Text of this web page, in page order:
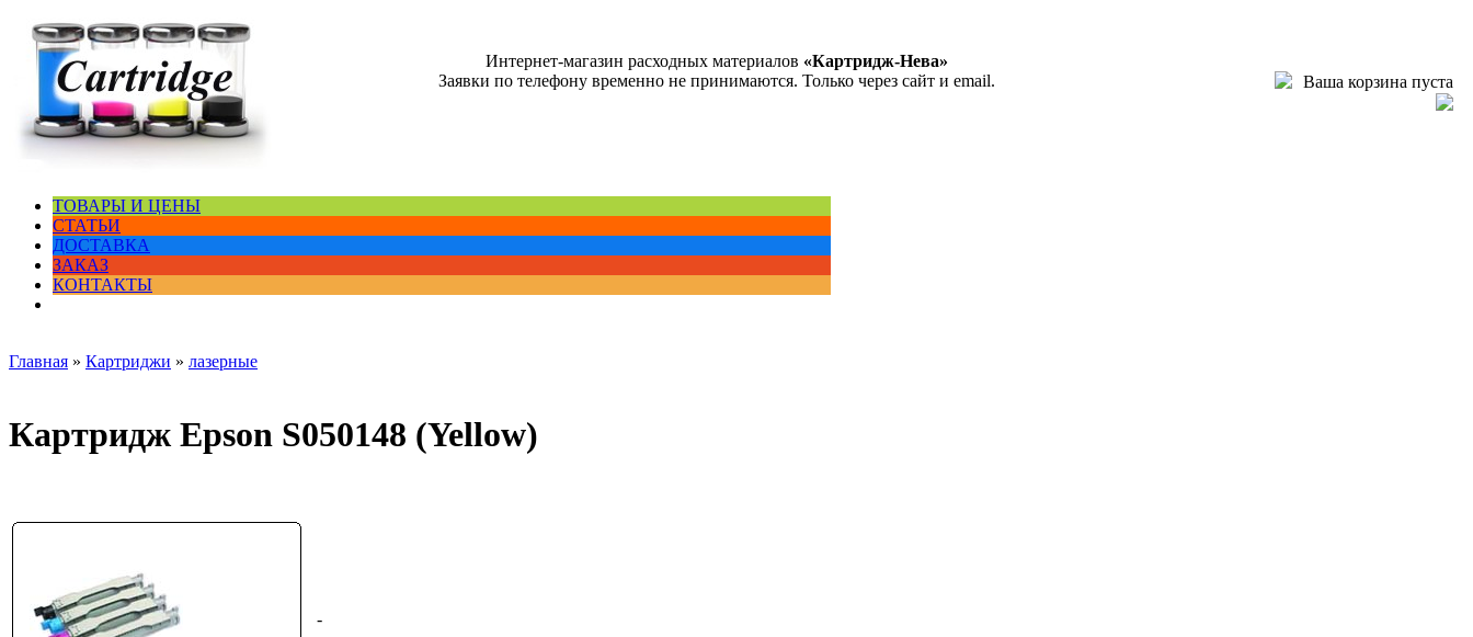
Интернет-магазин расходных материалов «Картридж-Нева»
Заявки по телефону временно не принимаются. Только через сайт и email.
Ваша корзина пуста
ТОВАРЫ И ЦЕНЫ
СТАТЬИ
ДОСТАВКА
ЗАКАЗ
КОНТАКТЫ
Главная » Картриджи » лазерные
Картридж Epson S050148 (Yellow)
-